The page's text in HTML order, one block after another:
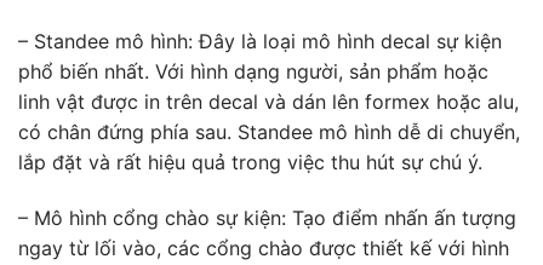
– Standee mô hình: Đây là loại mô hình decal sự kiện
phổ biến nhất. Với hình dạng người, sản phẩm hoặc
linh vật được in trên decal và dán lên formex hoặc alu,
có chân đứng phía sau. Standee mô hình dễ di chuyển,
lắp đặt và rất hiệu quả trong việc thu hút sự chú ý.
– Mô hình cổng chào sự kiện: Tạo điểm nhấn ấn tượng
ngay từ lối vào, các cổng chào được thiết kế với hình